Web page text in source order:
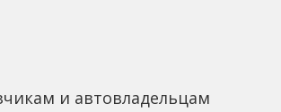
и автовладельцам